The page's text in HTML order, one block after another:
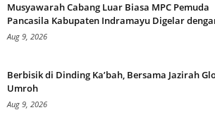
Musyawarah Cabang Luar Biasa MPC Pemuda
Pancasila Kabupaten Indramayu Digelar
Aug 9, 2026
Berbisik di Dinding Ka’bah, Bersama Jazirah
Umroh
Aug 9, 2026